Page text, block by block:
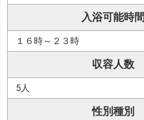
入浴可能時間
１６時～２３時
収容人数
5人
性別種別